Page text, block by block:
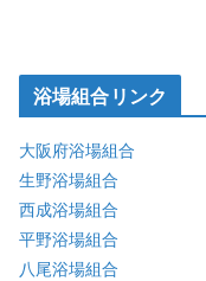
浴場組合リンク
大阪府浴場組合
生野浴場組合
西成浴場組合
平野浴場組合
八尾浴場組合